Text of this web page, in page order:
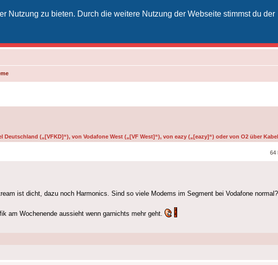
Nutzung zu bieten. Durch die weitere Nutzung der Webseite stimmst du der
(„[VFKD]“), von Vodafone West („[VF West]“), von eazy („[eazy]“) oder von O2 über
64
ist dicht, dazu noch Harmonics. Sind so viele Modems im Segment bei Vodafone normal?
am Wochenende aussieht wenn garnichts mehr geht.